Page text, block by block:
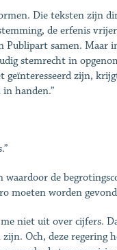
Die teksten zijn
de erfenis
Publipart samen. Maar
stemrecht in
zijn,
handen.”
de
moeten worden
niet uit over cijfers.
Och, deze regering